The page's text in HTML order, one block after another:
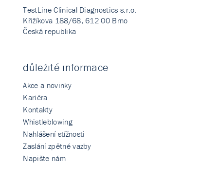
TestLine Clinical Diagnostics s.r.o.
Křižíkova 188/68, 612 00 Brno
Česká republika
důležité informace
Akce a novinky
Kariéra
Kontakty
Whistleblowing
Nahlášení stížnosti
Zaslání zpětné vazby
Napište nám